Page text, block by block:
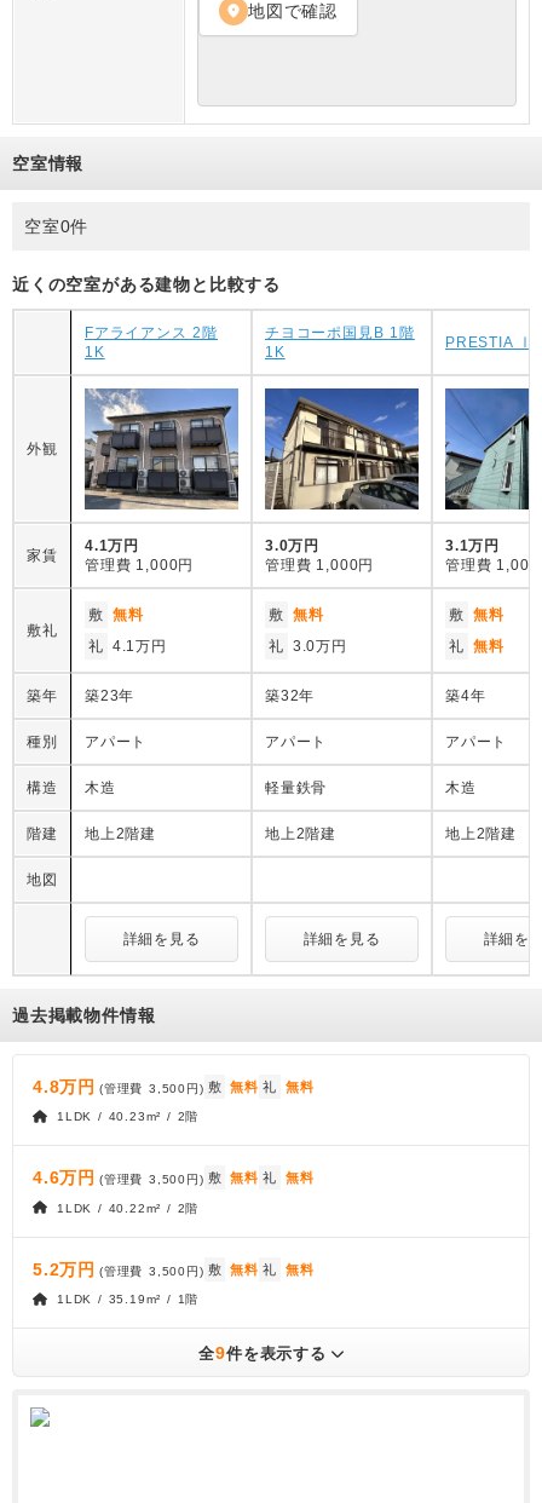
location_on 地図で確認
空室情報
空室0件
近くの空室がある建物と比較する
Fアライアンス 2階
1K
チヨコーポ国見B 1階
1K
PRESTIA Ⅰ
外観
家賃
4.1万円
管理費 1,000円
3.0万円
管理費 1,000円
3.1万円
管理費 1,000
敷礼
敷 無料
礼 4.1万円
敷 無料
礼 3.0万円
敷 無料
礼 無料
築年 築23年 築32年 築4年
種別 アパート アパート アパート
構造 木造 軽量鉄骨 木造
階建 地上2階建 地上2階建 地上2階建
地図
詳細を見る 詳細を見る 詳細を
過去掲載物件情報
4.8万円 (管理費 3,500円) 敷 無料 礼 無料
1LDK / 40.23m² / 2階
4.6万円 (管理費 3,500円 ) 敷 無料 礼 無料
1LDK / 40.22m² / 2階
5.2万円 (管理費 3,500円) 敷 無料 礼 無料
1LDK / 35.19m² / 1階
全9件を表示する